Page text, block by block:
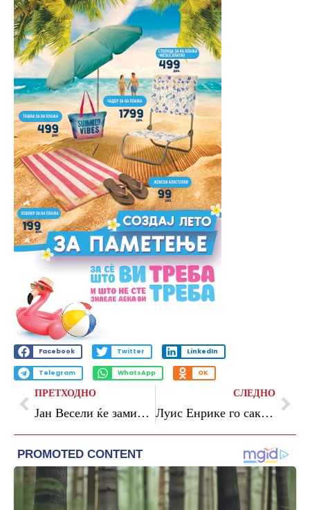
Facebook Twitter LinkedIn
Telegram WhatsApp OK
ПРЕТХОДНО
Јан Весели ќе замина во пензија
СЛЕДНО
Луис Енрике го сака Хулијан Алварез во ПСЖ